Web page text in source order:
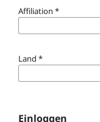
Affiliation *
Land *
Einloggen